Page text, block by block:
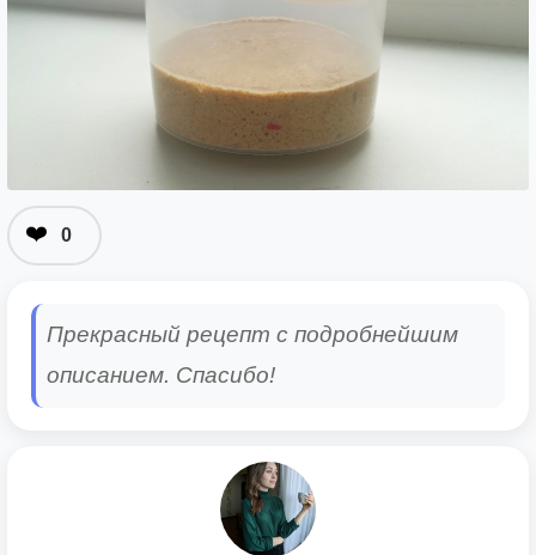
❤️ 0
Прекрасный рецепт с подробнейшим
описанием. Спасибо!